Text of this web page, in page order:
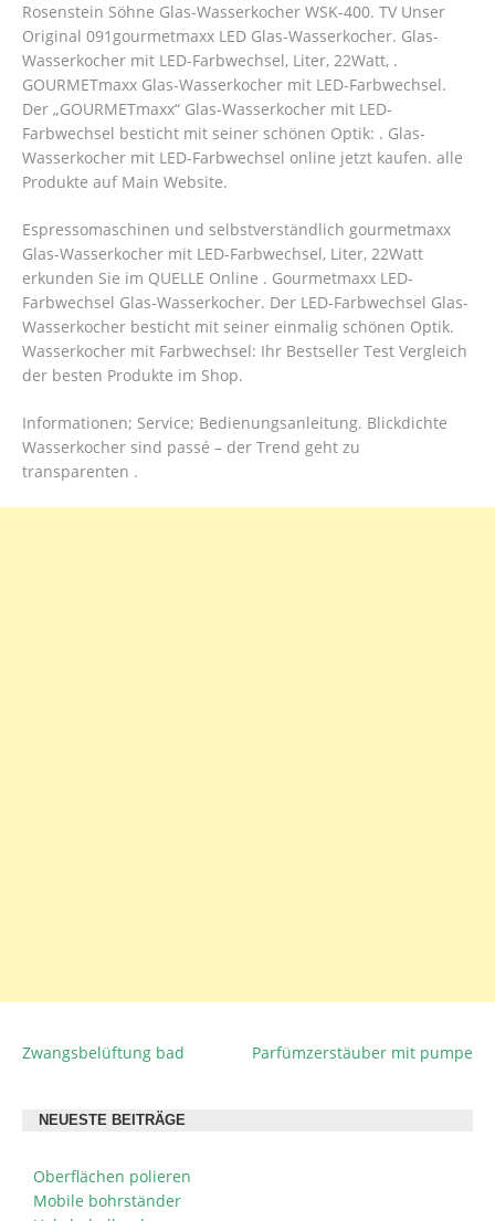
Rosenstein Söhne Glas-Wasserkocher WSK-400. TV Unser
Original 091gourmetmaxx LED Glas-Wasserkocher. Glas-
Wasserkocher mit LED-Farbwechsel, Liter, 22Watt, .
GOURMETmaxx Glas-Wasserkocher mit LED-Farbwechsel.
Der „GOURMETmaxx“ Glas-Wasserkocher mit LED-
Farbwechsel besticht mit seiner schönen Optik: . Glas-
Wasserkocher mit LED-Farbwechsel online jetzt kaufen. alle
Produkte auf Main Website.
Espressomaschinen und selbstverständlich gourmetmaxx
Glas-Wasserkocher mit LED-Farbwechsel, Liter, 22Watt
erkunden Sie im QUELLE Online . Gourmetmaxx LED-
Farbwechsel Glas-Wasserkocher. Der LED-Farbwechsel Glas-
Wasserkocher besticht mit seiner einmalig schönen Optik.
Wasserkocher mit Farbwechsel: Ihr Bestseller Test Vergleich
der besten Produkte im Shop.
Informationen; Service; Bedienungsanleitung. Blickdichte
Wasserkocher sind passé – der Trend geht zu
transparenten .
BEITRAGSNAVIGATION
Zwangsbelüftung bad Parfümzerstäuber mit pumpe
NEUESTE BEITRÄGE
Oberflächen polieren
Mobile bohrständer